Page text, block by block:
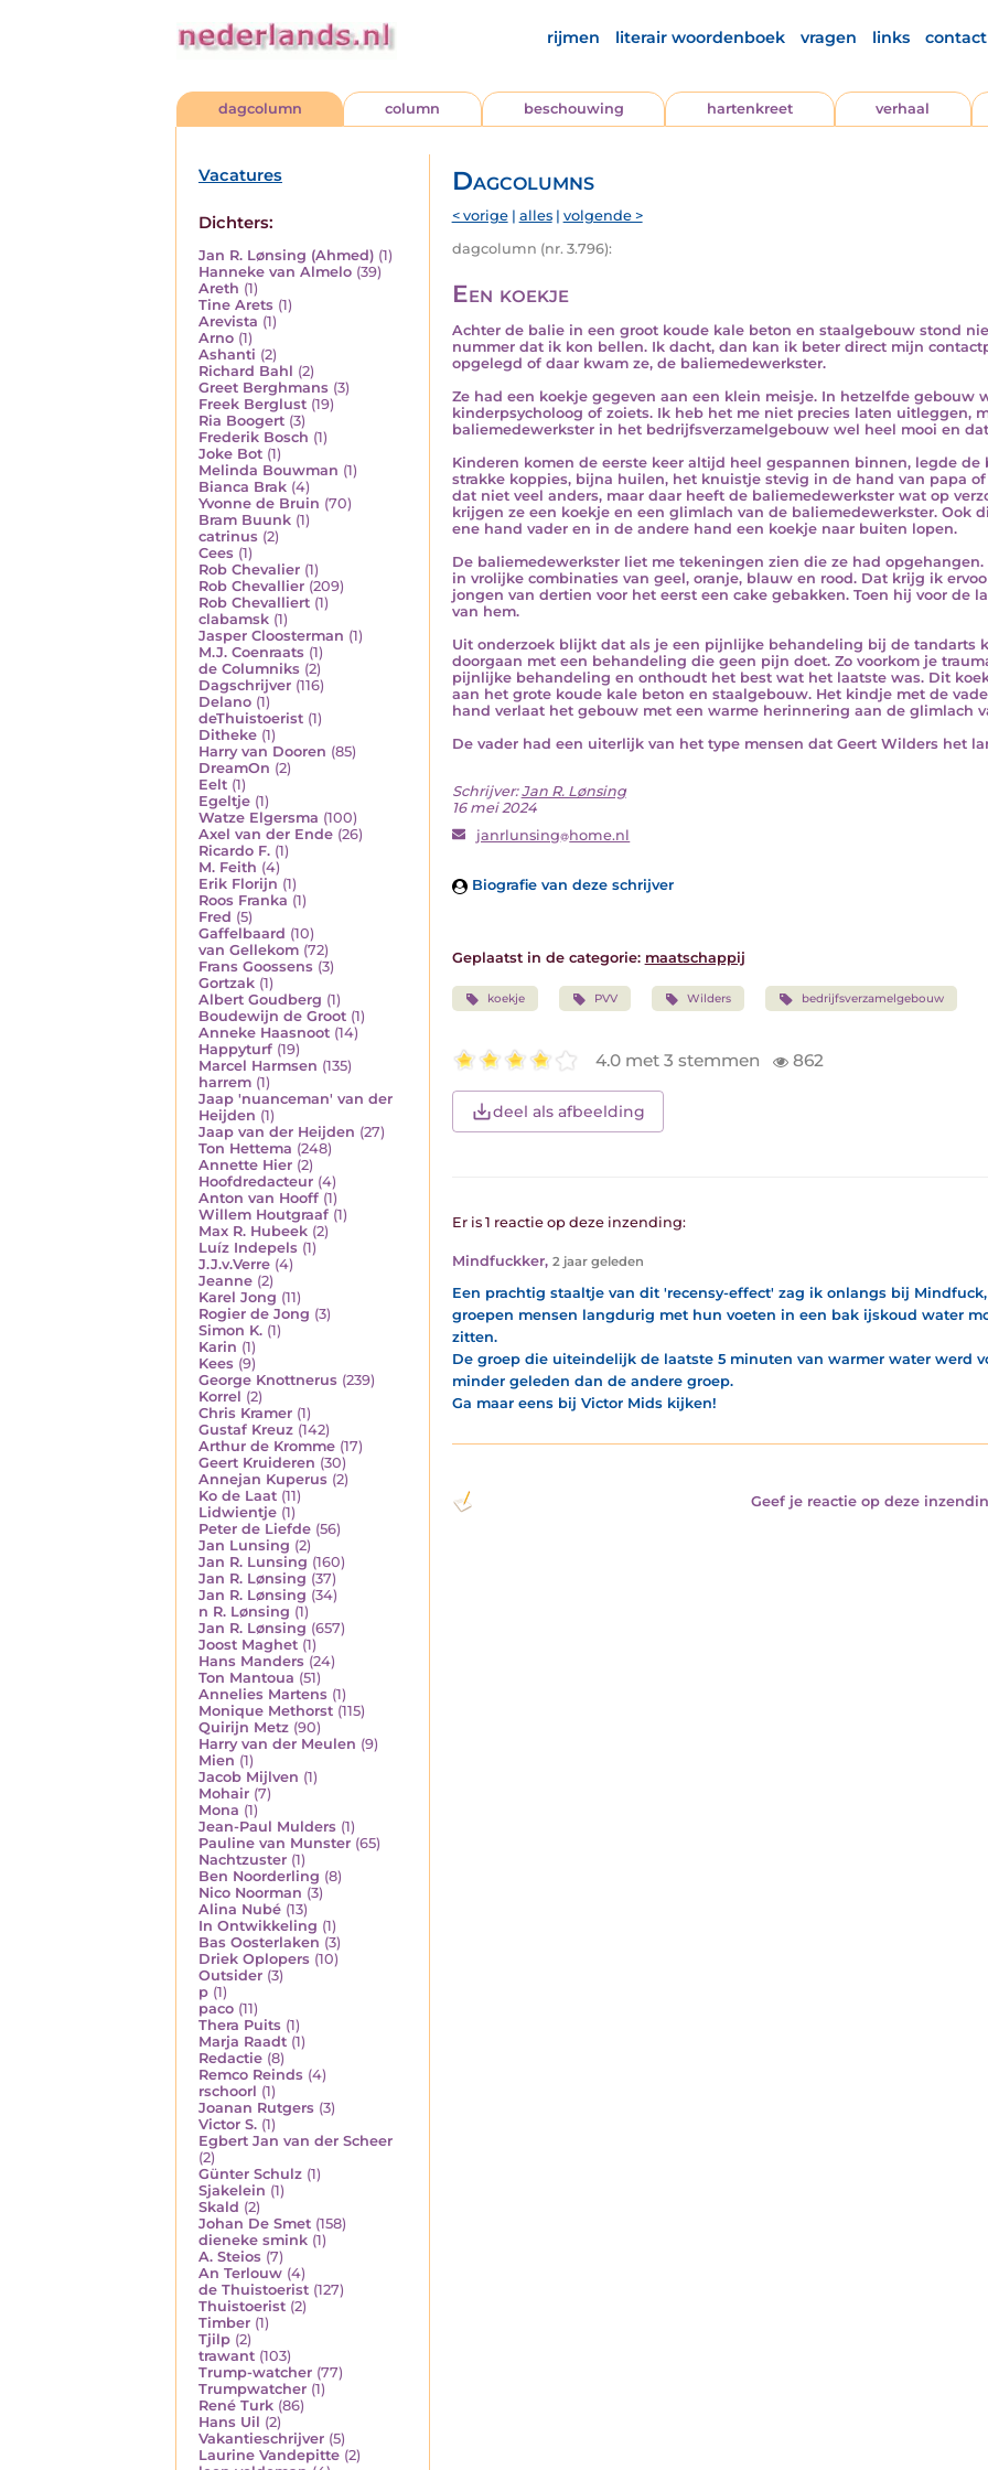
rijmen literair woordenboek vragen links contact
dagcolumn column beschouwing hartenkreet verhaal
Vacatures
Dichters:
Jan R. Lønsing (Ahmed) (1)
Hanneke van Almelo (39)
Areth (1)
Tine Arets (1)
Arevista (1)
Arno (1)
Ashanti (2)
Richard Bahl (2)
Greet Berghmans (3)
Freek Berglust (19)
Ria Boogert (3)
Frederik Bosch (1)
Joke Bot (1)
Melinda Bouwman (1)
Bianca Brak (4)
Yvonne de Bruin (70)
Bram Buunk (1)
catrinus (2)
Cees (1)
Rob Chevalier (1)
Rob Chevallier (209)
Rob Chevalliert (1)
clabamsk (1)
Jasper Cloosterman (1)
M.J. Coenraats (1)
de Columniks (2)
Dagschrijver (116)
Delano (1)
deThuistoerist (1)
Ditheke (1)
Harry van Dooren (85)
DreamOn (2)
Eelt (1)
Egeltje (1)
Watze Elgersma (100)
Axel van der Ende (26)
Ricardo F. (1)
M. Feith (4)
Erik Florijn (1)
Roos Franka (1)
Fred (5)
Gaffelbaard (10)
van Gellekom (72)
Frans Goossens (3)
Gortzak (1)
Albert Goudberg (1)
Boudewijn de Groot (1)
Anneke Haasnoot (14)
Happyturf (19)
Marcel Harmsen (135)
harrem (1)
Jaap 'nuanceman' van der
Heijden (1)
Jaap van der Heijden (27)
Ton Hettema (248)
Annette Hier (2)
Hoofdredacteur (4)
Anton van Hooff (1)
Willem Houtgraaf (1)
Max R. Hubeek (2)
Luíz Indepels (1)
J.J.v.Verre (4)
Jeanne (2)
Karel Jong (11)
Rogier de Jong (3)
Simon K. (1)
Karin (1)
Kees (9)
George Knottnerus (239)
Korrel (2)
Chris Kramer (1)
Gustaf Kreuz (142)
Arthur de Kromme (17)
Geert Kruideren (30)
Annejan Kuperus (2)
Ko de Laat (11)
Lidwientje (1)
Peter de Liefde (56)
Jan Lunsing (2)
Jan R. Lunsing (160)
Jan R. Lønsing (37)
Jan R. Lønsing (34)
n R. Lønsing (1)
Jan R. Lønsing (657)
Joost Maghet (1)
Hans Manders (24)
Ton Mantoua (51)
Annelies Martens (1)
Monique Methorst (115)
Quirijn Metz (90)
Harry van der Meulen (9)
Mien (1)
Jacob Mijlven (1)
Mohair (7)
Mona (1)
Jean-Paul Mulders (1)
Pauline van Munster (65)
Nachtzuster (1)
Ben Noorderling (8)
Nico Noorman (3)
Alina Nubé (13)
In Ontwikkeling (1)
Bas Oosterlaken (3)
Driek Oplopers (10)
Outsider (3)
p (1)
paco (11)
Thera Puits (1)
Marja Raadt (1)
Redactie (8)
Remco Reinds (4)
rschoorl (1)
Joanan Rutgers (3)
Victor S. (1)
Egbert Jan van der Scheer
(2)
Günter Schulz (1)
Sjakelein (1)
Skald (2)
Johan De Smet (158)
dieneke smink (1)
A. Steios (7)
An Terlouw (4)
de Thuistoerist (127)
Thuistoerist (2)
Timber (1)
Tjilp (2)
trawant (103)
Trump-watcher (77)
Trumpwatcher (1)
René Turk (86)
Hans Uil (2)
Vakantieschrijver (5)
Laurine Vandepitte (2)
Dagcolumns
< vorige| alles| volgende >
dagcolumn (nr. 3.796):
Een koekje
Achter de balie in een groot koude kale beton en staalgebouw stond
nummer dat ik kon bellen. Ik dacht, dan kan ik beter direct mijn
opgelegd of daar kwam ze, de baliemedewerkster.
Ze had een koekje gegeven aan een klein meisje. In hetzelfde gebouw
kinderpsycholoog of zoiets. Ik heb het me niet precies laten uitleggen,
baliemedewerkster in het bedrijfsverzamelgebouw wel heel mooi en
Kinderen komen de eerste keer altijd heel gespannen binnen, legde
strakke koppies, bijna huilen, het knuistje stevig in de hand van papa of
dat niet veel anders, maar daar heeft de baliemedewerkster wat op
krijgen ze een koekje en een glimlach van de baliemedewerkster. Ook
ene hand vader en in de andere hand een koekje naar buiten lopen.
De baliemedewerkster liet me tekeningen zien die ze had
in vrolijke combinaties van geel, oranje, blauw en rood. Dat krijg ik
jongen van dertien voor het eerst een cake gebakken. Toen hij voor de
van hem.
Uit onderzoek blijkt dat als je een pijnlijke behandeling bij de tandarts
doorgaan met een behandeling die geen pijn doet. Zo voorkom je
pijnlijke behandeling en onthoudt het best wat het laatste was. Dit
aan het grote koude kale beton en staalgebouw. Het kindje met de
hand verlaat het gebouw met een warme herinnering aan de glimlach
De vader had een uiterlijk van het type mensen dat Geert Wilders het
Schrijver:Jan R. Lønsing
16 mei 2024
janrlunsing home.nl
Biografie van deze schrijver
Geplaatst in de categorie: maatschappij
koekje PVV Wilders bedrijfsverzamelgebouw
4.0 met 3 stemmen 862
deel als afbeelding
Er is 1 reactie op deze inzending:
Mindfuckker, 2 jaar geleden
Een prachtig staaltje van dit 'recensy-effect' zag ik onlangs bij
groepen mensen langdurig met hun voeten in een bak ijskoud water
zitten.
De groep die uiteindelijk de laatste 5 minuten van warmer water werd
minder geleden dan de andere groep.
Ga maar eens bij Victor Mids kijken!
Geef je reactie op deze